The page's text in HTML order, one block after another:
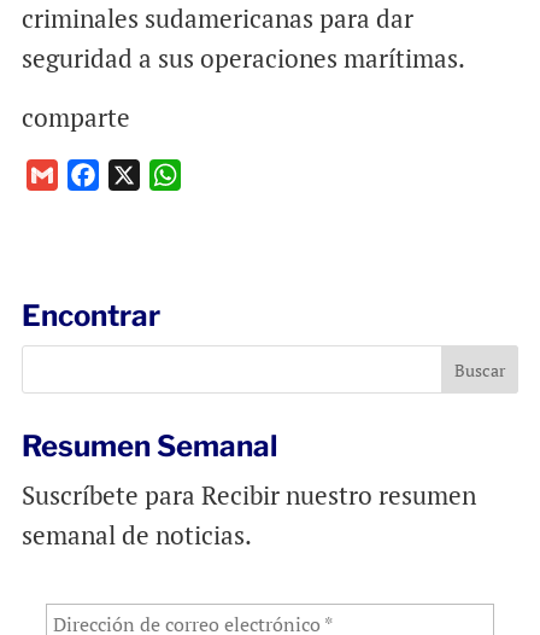
criminales sudamericanas para dar
seguridad a sus operaciones marítimas.
comparte
o
k
p
Encontrar
Resumen Semanal
Suscríbete para Recibir nuestro resumen
semanal de noticias.